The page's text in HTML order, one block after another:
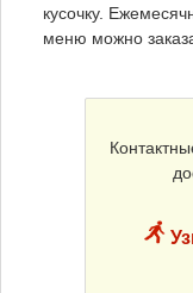
кусочку.
меню можно